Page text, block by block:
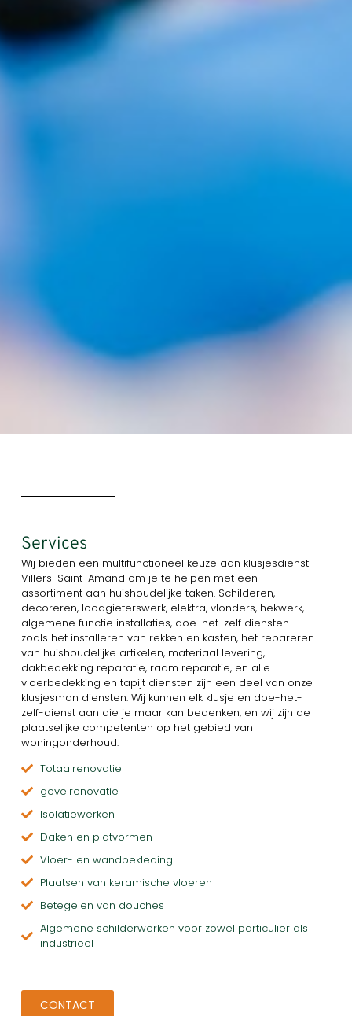
Services
Wij bieden een multifunctioneel keuze aan klusjesdienst
Villers-Saint-Amand om je te helpen met een
assortiment aan huishoudelijke taken. Schilderen,
decoreren, loodgieterswerk, elektra, vlonders, hekwerk,
algemene functie installaties, doe-het-zelf diensten
zoals het installeren van rekken en kasten, het repareren
van huishoudelijke artikelen, materiaal levering,
dakbedekking reparatie, raam reparatie, en alle
vloerbedekking en tapijt diensten zijn een deel van onze
klusjesman diensten. Wij kunnen elk klusje en doe-het-
zelf-dienst aan die je maar kan bedenken, en wij zijn de
plaatselijke competenten op het gebied van
woningonderhoud.
Totaalrenovatie
gevelrenovatie
Isolatiewerken
Daken en platvormen
Vloer- en wandbekleding
Plaatsen van keramische vloeren
Betegelen van douches
Algemene schilderwerken voor zowel particulier als
industrieel
CONTACT